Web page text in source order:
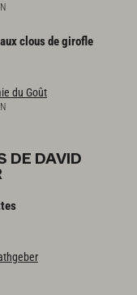
auxclousdegirofle
du Goût
DE DAVID